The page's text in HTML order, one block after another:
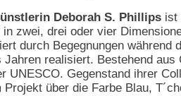
Deborah S. Phillips ist
in zwei, drei oder vier
durch Begegnungen
Jahren realisiert. Bestehend aus
UNESCO. Gegenstand ihrer
Projekt über die Farbe Blau,